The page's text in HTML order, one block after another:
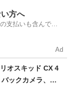
い方へ
支払いも含んでい
Ad
オスキッド CX 4
ックカメラ、ド
ンカントリー